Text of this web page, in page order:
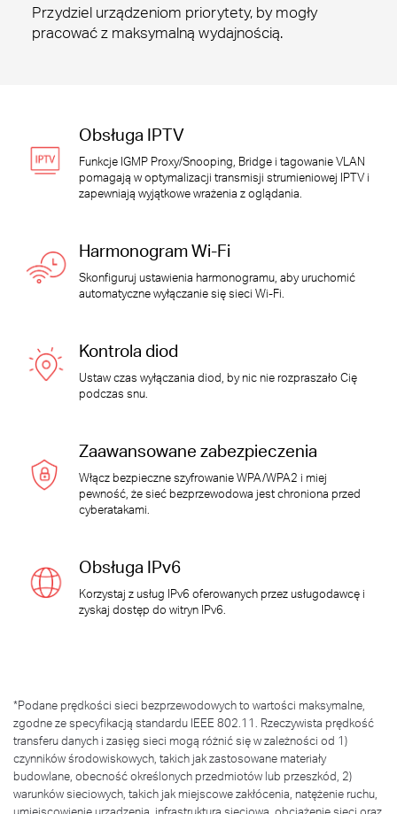
Przydziel urządzeniom priorytety, bymogły
pracować z maksymalną wydajnością.
Obsługa IPTV
Funkcje IGMP Proxy/Snooping, Bridge i tagowanie VLAN
pomagają w optymalizacji transmisji strumieniowej IPTV i
zapewniają wyjątkowe wrażenia z oglądania.
HarmonogramWi-Fi
Skonfiguruj ustawienia harmonogramu, aby uruchomić
automatyczne wyłączanie się sieci Wi-Fi.
Kontrola diod
Ustaw czas wyłączania diod, by nic nie rozpraszało Cię
podczas snu.
Zaawansowane zabezpieczenia
Włącz bezpieczne szyfrowanie WPA/WPA2 i miej
pewność, że sieć bezprzewodowa jest chroniona przed
cyberatakami.
Obsługa IPv6
Korzystaj z usług IPv6 oferowanych przez usługodawcę i
zyskaj dostęp do witryn IPv6.
*Podane prędkości sieci bezprzewodowych to wartości maksymalne,
zgodne ze specyfikacją standardu IEEE 802.11. Rzeczywista prędkość
transferu danych i zasięg sieci mogą różnić się w zależności od 1)
czynników środowiskowych, takich jak zastosowane materiały
budowlane, obecność określonych przedmiotów lub przeszkód, 2)
warunków sieciowych, takich jak miejscowe zakłócenia, natężenie ruchu,